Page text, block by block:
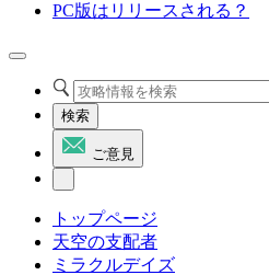
PC版はリリースされる？
検索
ご意見
トップページ
天空の支配者
ミラクルデイズ